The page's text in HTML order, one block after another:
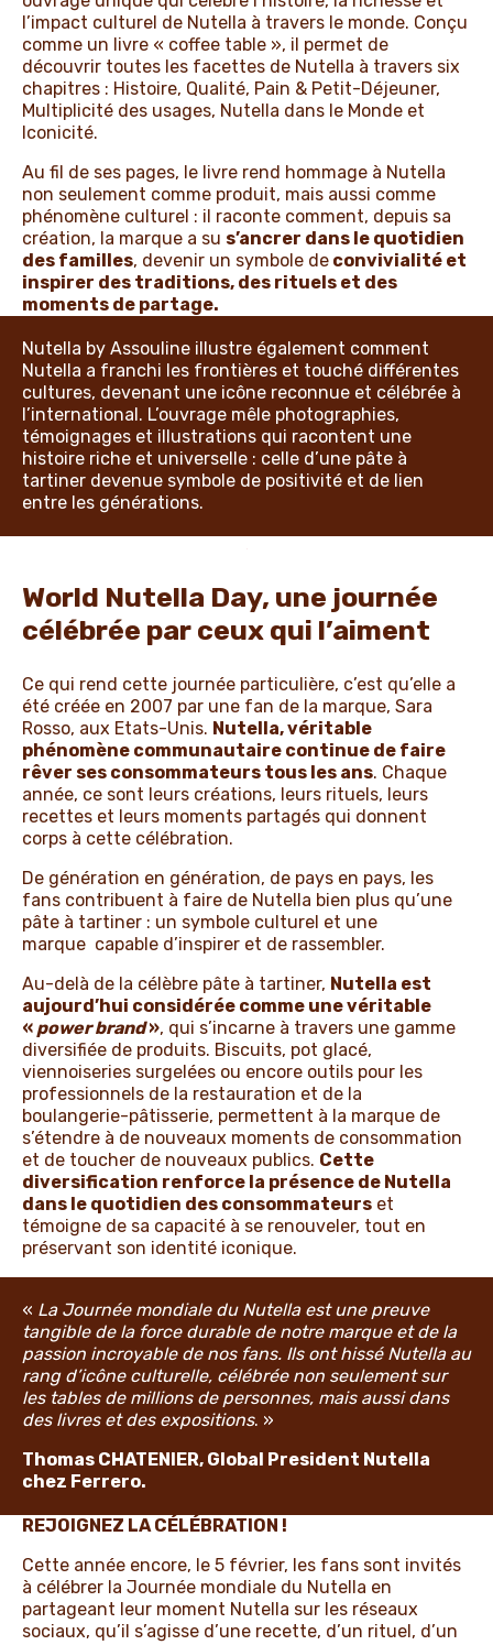
l’impact culturel de Nutella à travers le monde. Conçu
comme un livre « coffee table », il permet de
découvrir toutes les facettes de Nutella à travers six
chapitres : Histoire, Qualité, Pain & Petit-Déjeuner,
Multiplicité des usages, Nutella dans le Monde et
Iconicité.
Au fil de ses pages, le livre rend hommage à Nutella
non seulement comme produit, mais aussi comme
phénomène culturel : il raconte comment, depuis sa
création, la marque a su s’ancrer dans le quotidien
des familles, devenir un symbole de convivialité et
inspirer des traditions, des rituels et des
moments de partage.
Nutella by Assouline illustre également comment
Nutella a franchi les frontières et touché différentes
cultures, devenant une icône reconnue et célébrée à
l’international. L’ouvrage mêle photographies,
témoignages et illustrations qui racontent une
histoire riche et universelle : celle d’une pâte à
tartiner devenue symbole de positivité et de lien
entre les générations.
World Nutella Day, une journée
célébrée par ceux qui l’aiment
Ce qui rend cette journée particulière, c’est qu’elle a
été créée en 2007 par une fan de la marque, Sara
Rosso, aux Etats-Unis. Nutella, véritable
phénomène communautaire continue de faire
rêver ses consommateurs tous les ans. Chaque
année, ce sont leurs créations, leurs rituels, leurs
recettes et leurs moments partagés qui donnent
corps à cette célébration.
De génération en génération, de pays en pays, les
fans contribuent à faire de Nutella bien plus qu’une
pâte à tartiner : un symbole culturel et une
marque capable d’inspirer et de rassembler.
Au-delà de la célèbre pâte à tartiner, Nutella est
aujourd’hui considérée comme une véritable
« power brand», qui s’incarne à travers une gamme
diversifiée de produits. Biscuits, pot glacé,
viennoiseries surgelées ou encore outils pour les
professionnels de la restauration et de la
boulangerie-pâtisserie, permettent à la marque de
s’étendre à de nouveaux moments de consommation
et de toucher de nouveaux publics. Cette
diversification renforce la présence de Nutella
dans le quotidien des consommateurs et
témoigne de sa capacité à se renouveler, tout en
préservant son identité iconique.
« La Journée mondiale du Nutella est une preuve
tangible de la force durable de notre marque et de la
passion incroyable de nos fans. Ils ont hissé Nutella au
rang d’icône culturelle, célébrée non seulement sur
les tables de millions de personnes, mais aussi dans
des livres et des expositions. »
Thomas CHATENIER, Global President Nutella
chez Ferrero.
REJOIGNEZ LA CÉLÉBRATION !
Cette année encore, le 5 février, les fans sont invités
à célébrer la Journée mondiale du Nutella en
partageant leur moment Nutella sur les réseaux
sociaux, qu’il s’agisse d’une recette, d’un rituel, d’un